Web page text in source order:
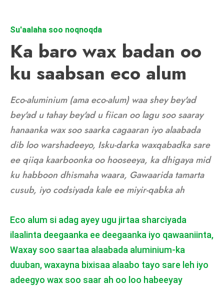
Su'aalaha soo noqnoqda
Ka baro wax badan oo
ku saabsan eco alum
Eco-aluminium (ama eco-alum) waa shey bey'ad
bey'ad u tahay bey'ad u fiican oo lagu soo saaray
hanaanka wax soo saarka cagaaran iyo alaabada
dib loo warshadeeyo, Isku-darka waxqabadka sare
ee qiiqa kaarboonka oo hooseeya, ka dhigaya mid
ku habboon dhismaha waara, Gawaarida tamarta
cusub, iyo codsiyada kale ee miyir-qabka ah
Eco alum si adag ayey ugu jirtaa sharciyada
ilaalinta deegaanka ee deegaanka iyo qawaaniinta,
Waxay soo saartaa alaabada aluminium-ka
duuban, waxayna bixisaa alaabo tayo sare leh iyo
adeegyo wax soo saar ah oo loo habeeyay